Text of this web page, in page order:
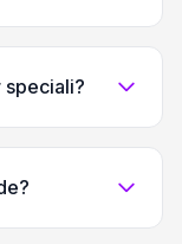
speciali?